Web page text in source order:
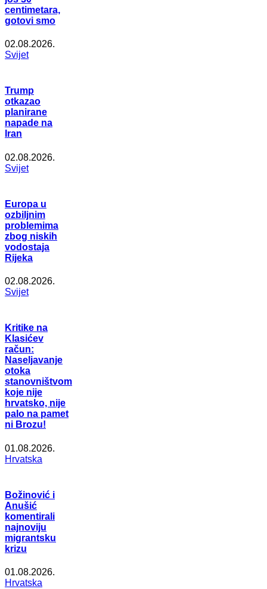
centimetara,
gotovi smo
02.08.2026.
Svijet
Trump
otkazao
planirane
napade na
Iran
02.08.2026.
Svijet
Europa u
ozbiljnim
problemima
zbog niskih
vodostaja
Rijeka
02.08.2026.
Svijet
Kritike na
Klasićev
račun:
Naseljavanje
otoka
stanovništvom
koje nije
hrvatsko, nije
palo na pamet
ni Brozu!
01.08.2026.
Hrvatska
Božinović i
Anušić
komentirali
najnoviju
migrantsku
krizu
01.08.2026.
Hrvatska